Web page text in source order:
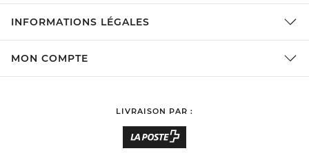
INFORMATIONS LÉGALES
MON COMPTE
LIVRAISON PAR :